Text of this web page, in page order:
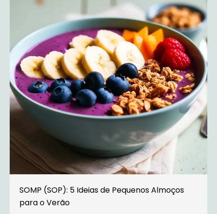
SOMP (SOP): 5 Ideias de Pequenos Almoços
para o Verão